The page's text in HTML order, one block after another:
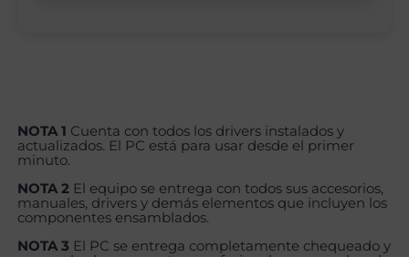
NOTA 1 Cuenta con todos los drivers instalados y
actualizados. El PC está para usar desde el primer
minuto.
NOTA 2 El equipo se entrega con todos sus accesorios,
manuales, drivers y demás elementos que incluyen los
componentes ensamblados.
NOTA 3 El PC se entrega completamente chequeado y